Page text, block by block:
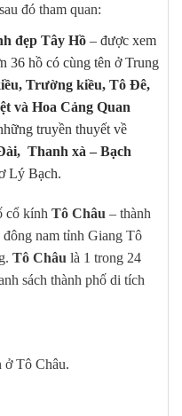
đó tham quan:
đẹp Tây Hồ– được xem
36 hồ có cùng tên ở Trung
Trường kiều, Tô Đê,
và Hoa Cảng Quan
truyền thuyết về
Thanh xà – Bạch
Lý Bạch.
cổ kính Tô Châu – thành
nam tỉnh Giang Tô
Tô Châu là 1 trong 24
sách thành phố di tích
ở Tô Châu.